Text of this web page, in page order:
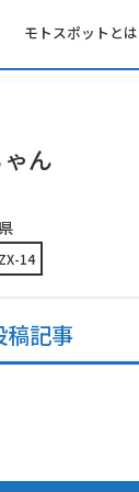
モトスポットとは
ん
14
稿記事